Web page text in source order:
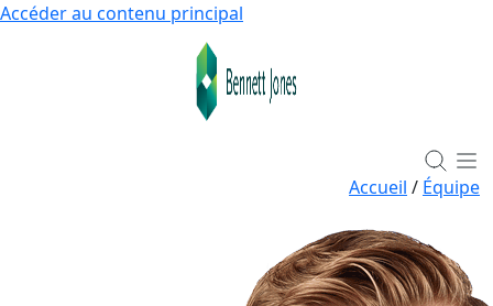
Accéder au contenu principal
Accueil / Équipe